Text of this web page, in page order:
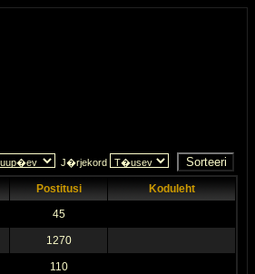
J�rjekord
Postitusi
Koduleht
45
1270
110